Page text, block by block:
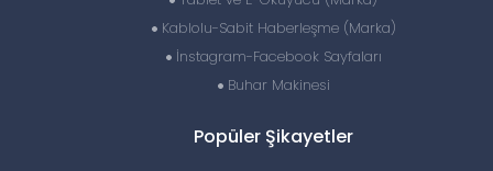
Kablolu-Sabit Haberleşme (Marka)
İnstagram-Facebook Sayfaları
Buhar Makinesi
Popüler Şikayetler